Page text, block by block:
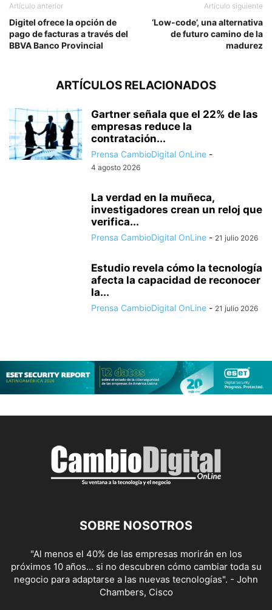
Artículo anterior
Digitel ofrece la opción de
pago de facturas a través del
BBVA Banco Provincial
Artículo siguiente
‘Low-code’, una alternativa
de futuro camino de la
madurez
ARTÍCULOS RELACIONADOS
Gartner señala que el 22% de las
empresas reduce la
contratación...
Prensa CambioDigital OnLine -
4 agosto 2026
La verdad en la muñeca,
investigadores crean un reloj que
verifica...
Prensa CambioDigital OnLine - 21 julio 2026
Estudio revela cómo la tecnología
afecta la capacidad de reconocer
la...
Prensa CambioDigital OnLine - 21 julio 2026
SOBRE NOSOTROS
"Al menos el 40% de las empresas morirán en los
próximos 10 años... si no descubren cómo cambiar toda su
negocio para adaptarse a las nuevas tecnologías". - John
Chambers, Cisco